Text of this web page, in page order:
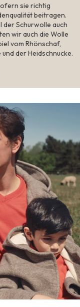
sie richtig
beitragen.
der Schurwolle auch
wir auch die Wolle
vom Rhönschaf,
der Heidschnucke.